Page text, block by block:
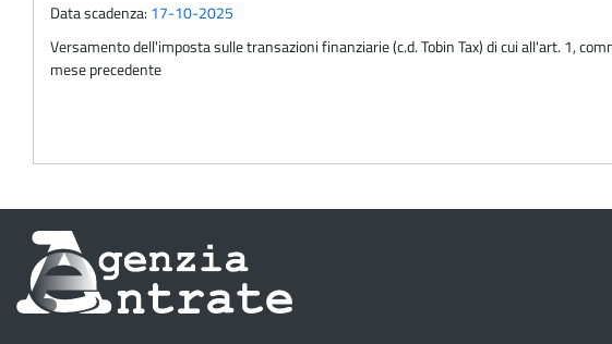
Data scadenza: 17-10-2025
Versamento dell'imposta sulle transazioni finanziarie (c.d. Tobin Tax) di cui all'art. 1,
mese precedente
Informazioni
sul